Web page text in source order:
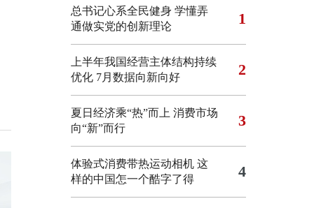
总书记心系全民健身 学懂弄
通做实党的创新理论
1
上半年我国经营主体结构持续
优化 7月数据向新向好 2
夏日经济乘“热”而上 消费市场
向“新”而行
3
体验式消费带热运动相机 这
样的中国怎一个酷字了得
4